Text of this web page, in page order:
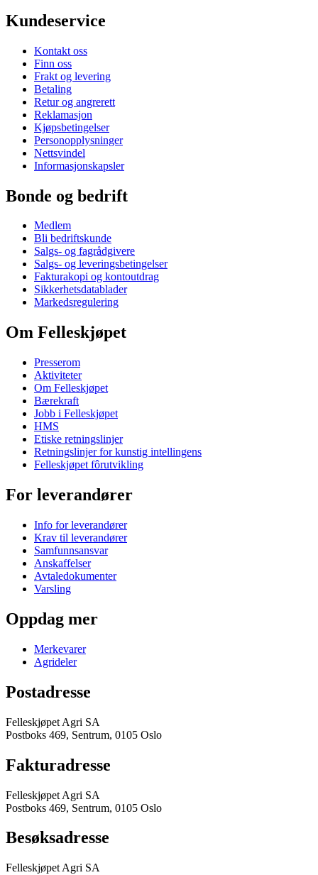
Kundeservice
Kontakt oss
Finn oss
Frakt og levering
Betaling
Retur og angrerett
Reklamasjon
Kjøpsbetingelser
Personopplysninger
Nettsvindel
Informasjonskapsler
Bonde og bedrift
Medlem
Bli bedriftskunde
Salgs- og fagrådgivere
Salgs- og leveringsbetingelser
Fakturakopi og kontoutdrag
Sikkerhetsdatablader
Markedsregulering
Om Felleskjøpet
Presserom
Aktiviteter
Om Felleskjøpet
Bærekraft
Jobb i Felleskjøpet
HMS
Etiske retningslinjer
Retningslinjer for kunstig intellingens
Felleskjøpet fôrutvikling
For leverandører
Info for leverandører
Krav til leverandører
Samfunnsansvar
Anskaffelser
Avtaledokumenter
Varsling
Oppdag mer
Merkevarer
Agrideler
Postadresse
Felleskjøpet Agri SA
Postboks 469, Sentrum, 0105 Oslo
Fakturadresse
Felleskjøpet Agri SA
Postboks 469, Sentrum, 0105 Oslo
Besøksadresse
Felleskjøpet Agri SA